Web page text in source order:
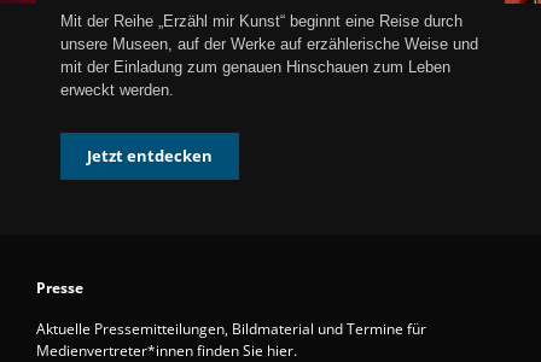
Mit der Reihe „Erzähl mir Kunst“ beginnt eine Reise durch
unsere Museen, auf der Werke auf erzählerische Weise und
mit der Einladung zum genauen Hinschauen zum Leben
erweckt werden.
Jetzt entdecken
Presse
Aktuelle Pressemitteilungen, Bildmaterial und Termine für
Medienvertreter*innen finden Sie hier.